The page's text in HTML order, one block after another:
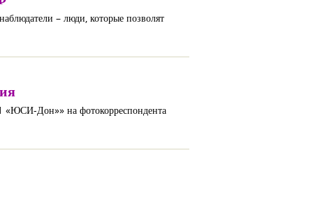
– люди, которые позволят
«ЮСИ-Дон»» на фотокорреспондента